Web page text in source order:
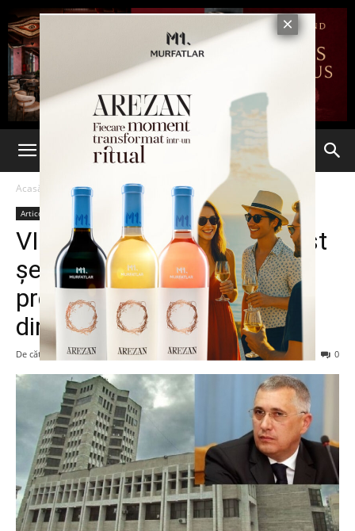
Acasă Articole
Articole
VIDEO. Marian Bosianu, fost
șef al Gărzii Financiare și
prefect al Iașului, este noul
director general al Fiscului
De către 3 februarie 2015 0